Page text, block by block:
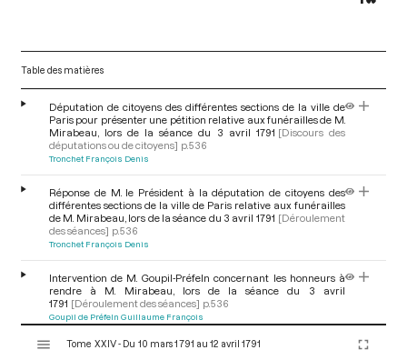
Table des matières
Députation de citoyens des différentes sections de la ville de
Paris pour présenter une pétition relative aux funérailles de M.
Mirabeau, lors de la séance du 3 avril 1791 [Discours des
députations ou de citoyens] p.536
Tronchet François Denis
Réponse de M. le Président à la députation de citoyens des
différentes sections de la ville de Paris relative aux funérailles
de M. Mirabeau, lors de la séance du 3 avril 1791 [Déroulement
des séances] p.536
Tronchet François Denis
Intervention de M. Goupil-Préfeln concernant les honneurs à
rendre à M. Mirabeau, lors de la séance du 3 avril
1791 [Déroulement des séances] p.536
Goupil de Préfeln Guillaume François
Tome XXIV - Du 10 mars 1791 au 12 avril 1791